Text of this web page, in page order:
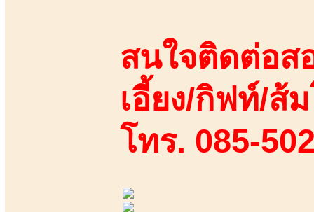
สนใจติดต่อส
เอี้ยง/กิฟท์/ส้
โทร. 085-